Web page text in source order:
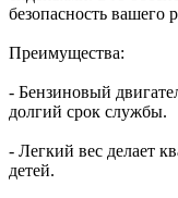
безопасность вашего
Преимущества:
- Бензиновый
долгий срок службы.
- Легкий вес делает
детей.